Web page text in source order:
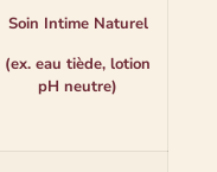
Soin Intime Naturel
(ex. eau tiède, lotion
pH neutre)